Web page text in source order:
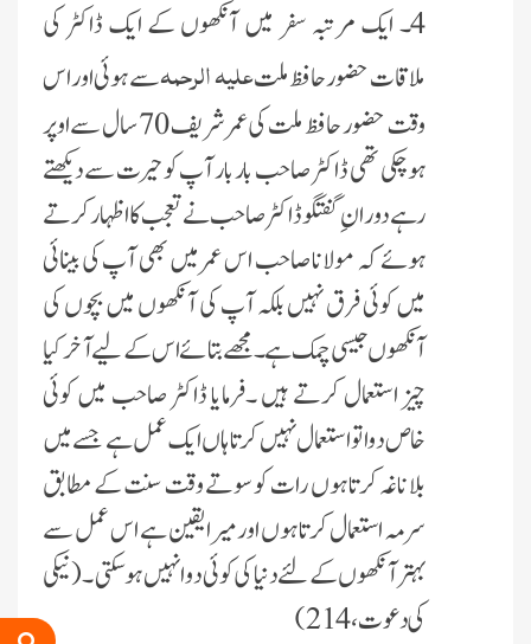
4۔ ایک مرتبہ سفر میں آنکھوں کے ایک ڈاکٹر کی
ملاقات حضور حافظ ملتعلیہ الرحمہسے ہوئی اور اس
وقت حضور حافظ ملت کی عمر شریف 70 سال سے اوپر
ہو چکی تھی ڈاکٹر صاحب باربار آپ کو حیرت سے دیکھتے
رہے دوران ِ گفتگو ڈاکٹر صاحب نے تعجب کا اظہار کرتے
ہوئے کہ مولانا صاحب اس عمر میں بھی آپ کی بینائی
میں کوئی فرق نہیں بلکہ آپ کی آنکھوں میں بچوں کی
آنکھوں جیسی چمک ہے ۔ مجھے بتائے اس کے لیے آخر کیا
چیز استعمال کرتے ہیں ۔فرمایا ڈاکٹر صاحب میں کوئی
خاص دوا تو استعمال نہیں کرتا ہاں ایک عمل ہے جسے میں
بلا ناغہ کرتا ہوں رات کو سوتے وقت سنت کے مطابق
سرمہ استعمال کرتا ہوں اور میرا یقین ہے اس عمل سے
بہتر آنکھوں کے لئے دنیا کی کوئی دوا نہیں ہو سکتی ۔ (نیکی
کی دعوت ، 214)